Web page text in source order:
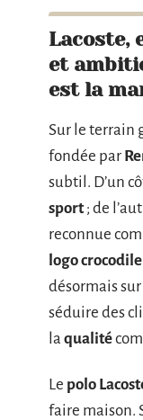
Lacoste,
et
est la
Sur le terrain
fondée par
subtil. D’un
sport; de
reconnue
logo crocodile
désormais
séduire des
la qualité
Le polo
faire maison.